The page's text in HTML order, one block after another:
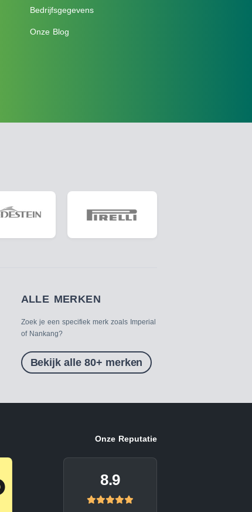
Bedrijfsgegevens
Onze Blog
ALLE MERKEN
Zoek je een specifiek merk zoals Imperial
of Nankang?
Bekijk alle 80+ merken
Onze Reputatie
8.9